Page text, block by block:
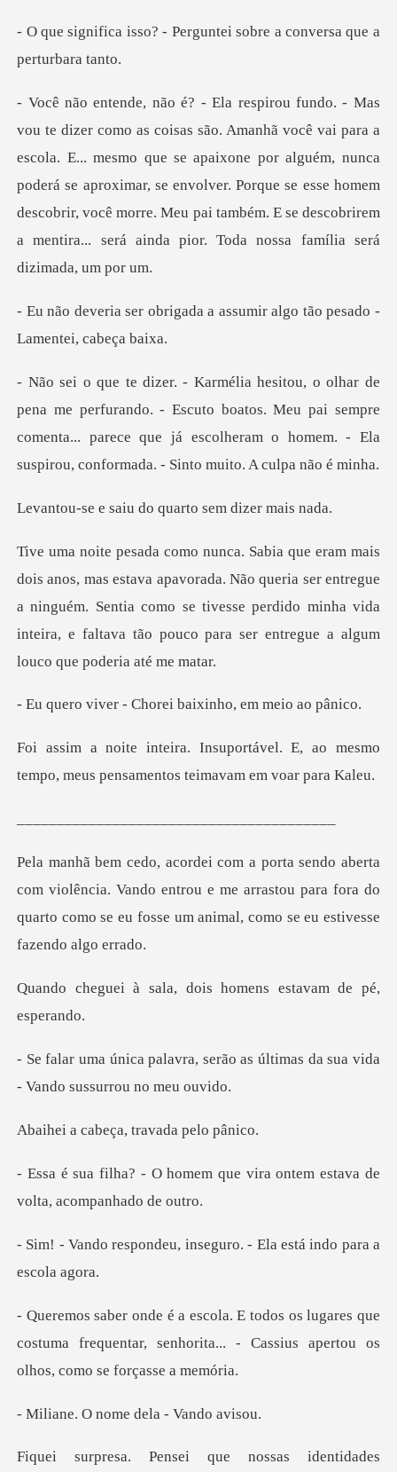
Perguntei sobre a conver
a. E... mesmo que se apaixone por alguém, nunca
poderá se aproximar, se envolver. Porque se esse homem
descobrir, vo
da a assumir algo tão pesad
ndo. - Escuto boatos. Meu pai sempre
comenta... parece que já escolheram
iu do quarto sem
da. Não queria ser entregue
a ninguém. Sentia como se tivesse perdido minha vida
in
Chorei baixinho,
ável. E, ao mesmo
tempo, meus pensa
lência. Vando entrou e me arrastou para fora do
quarto como s
a, dois homens estav
serão as últimas da sua vida
-
beça, travad
em que vira ontem estava de
, inseguro. - Ela está i
ares que
costuma frequentar, senhorita... - Cass
nome dela -
ades